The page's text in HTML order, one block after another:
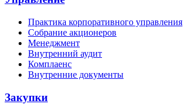
Практика корпоративного управления
Собрание акционеров
Менеджмент
Внутренний аудит
Комплаенс
Внутренние документы
Закупки